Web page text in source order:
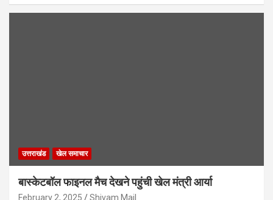
उत्तराखंड खेल समाचार
बास्केटबॉल फाइनल मैच देखने पहुंची खेल मंत्री आर्या
February 2, 2025 Shivam Mail